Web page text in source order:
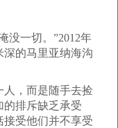
没一切。”2012年
深的马里亚纳海沟
，而是随手去捡
的排斥缺乏承受
接受他们并不享受